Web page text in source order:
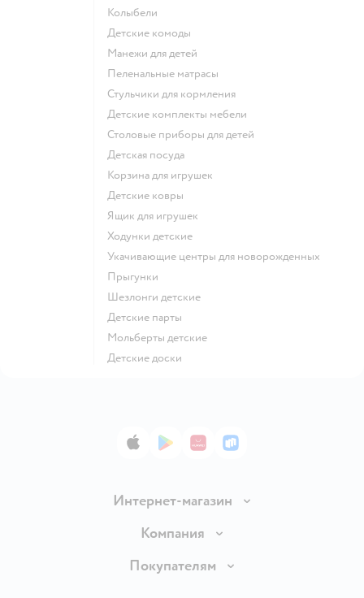
Колыбели
Детские комоды
Манежи для детей
Пеленальные матрасы
Стульчики для кормления
Детские комплекты мебели
Столовые приборы для детей
Детская посуда
Корзина для игрушек
Детские ковры
Ящик для игрушек
Ходунки детские
Укачивающие центры для новорожденных
Прыгунки
Шезлонги детские
Детские парты
Мольберты детские
Детские доски
App StoreGoogle Play
AppGallery
RuStore
Интернет-магазин
Доставка и оплата
Правила продажи
Компания
Вакансии
Покупателям